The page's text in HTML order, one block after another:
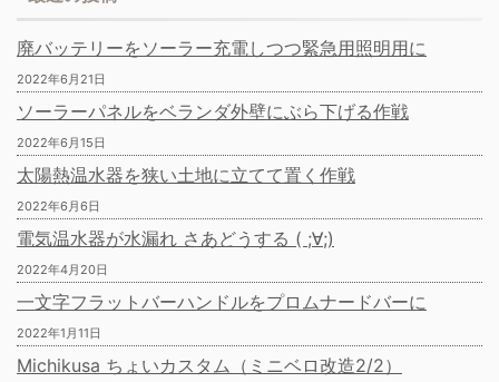
廃バッテリーをソーラー充電しつつ緊急用照明用に
2022年6月21日
ソーラーパネルをベランダ外壁にぶら下げる作戦
2022年6月15日
太陽熱温水器を狭い土地に立てて置く作戦
2022年6月6日
電気温水器が水漏れ さあどうする ( ;∀;)
2022年4月20日
一文字フラットバーハンドルをプロムナードバーに
2022年1月11日
Michikusa ちょいカスタム（ミニベロ改造2/2）